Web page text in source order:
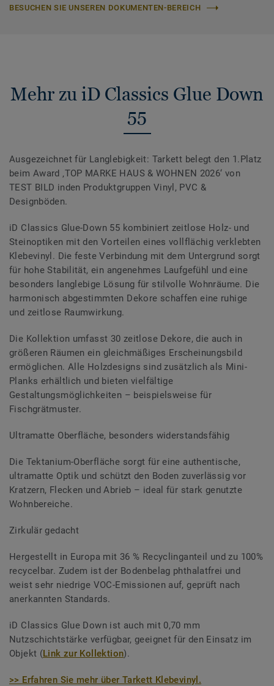
BESUCHEN SIE UNSEREN DOKUMENTEN-BEREICH
Mehr zu iD Classics Glue Down
55
Ausgezeichnet für Langlebigkeit: Tarkett belegt den 1.Platz
beim Award ‚TOP MARKE HAUS & WOHNEN 2026‘ von
TEST BILD inden Produktgruppen Vinyl, PVC &
Designböden.
iD Classics Glue-Down 55 kombiniert zeitlose Holz- und
Steinoptiken mit den Vorteilen eines vollflächig verklebten
Klebevinyl. Die feste Verbindung mit dem Untergrund sorgt
für hohe Stabilität, ein angenehmes Laufgefühl und eine
besonders langlebige Lösung für stilvolle Wohnräume. Die
harmonisch abgestimmten Dekore schaffen eine ruhige
und zeitlose Raumwirkung.
Die Kollektion umfasst 30 zeitlose Dekore, die auch in
größeren Räumen ein gleichmäßiges Erscheinungsbild
ermöglichen. Alle Holzdesigns sind zusätzlich als Mini-
Planks erhältlich und bieten vielfältige
Gestaltungsmöglichkeiten – beispielsweise für
Fischgrätmuster.
Ultramatte Oberfläche, besonders widerstandsfähig
Die Tektanium-Oberfläche sorgt für eine authentische,
ultramatte Optik und schützt den Boden zuverlässig vor
Kratzern, Flecken und Abrieb – ideal für stark genutzte
Wohnbereiche.
Zirkulär gedacht
Hergestellt in Europa mit 36 % Recyclinganteil und zu 100%
recycelbar. Zudem ist der Bodenbelag phthalatfrei und
weist sehr niedrige VOC-Emissionen auf, geprüft nach
anerkannten Standards.
iD Classics Glue Down ist auch mit 0,70 mm
Nutzschichtstärke verfügbar, geeignet für den Einsatz im
Objekt (Link zur Kollektion).
>> Erfahren Sie mehr über Tarkett Klebevinyl.